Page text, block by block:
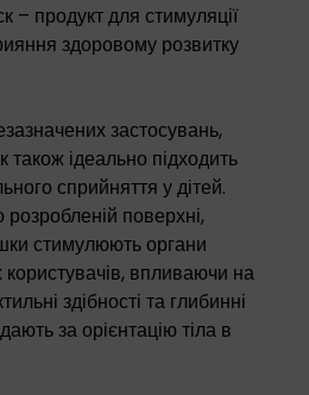
– продукт для стимуляції
здоровому розвитку
застосувань,
ідеально підходить
сприйняття у дітей.
поверхні,
стимулюють органи
впливаючи на
здібності та глибинні
за орієнтацію тіла в